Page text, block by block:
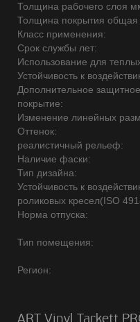
Толщина рабочего слоя
Толщина покрытия
Класс применения:
Срок службы лет:
Использование для
Устойчивость к
Дополнительное защитное
покрытие:
Изменение линейных
Оттенок:
реалистичный рельеф:
Наличие фаски:
Тип дизайна:
Устойчивость к
роликовых кресел(ISO
Норма отпуска:
Тип помещения:
Регион:
ART Vinyl Tarkett